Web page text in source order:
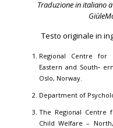
Traduzione in italiano
Testo originale in
Regional Centre for
Eastern and South‑
Oslo, Norway.
Department of
The Regional Centre
Child Welfare –